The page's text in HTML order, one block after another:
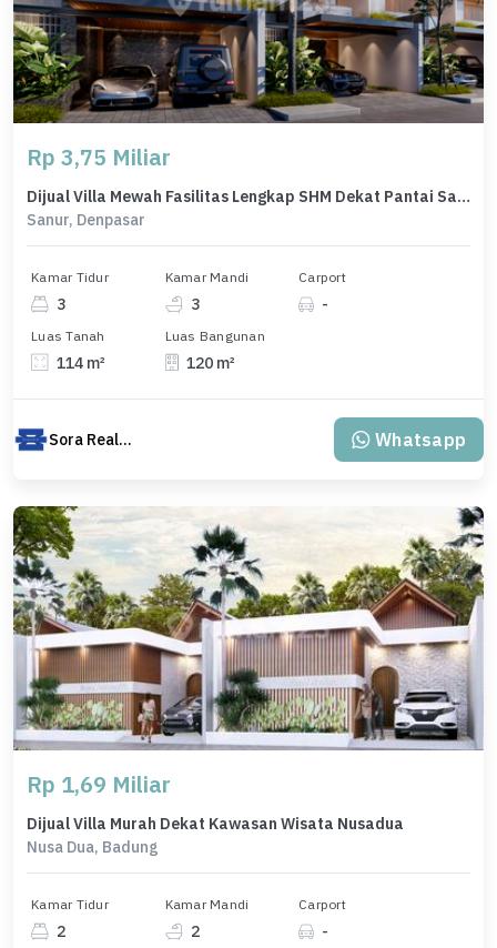
Rp 3,75 Miliar
Dijual Villa Mewah Fasilitas Lengkap SHM Dekat Pantai Sanur Bali
Sanur, Denpasar
Kamar Tidur
3
Kamar Mandi
3
Carport
-
Luas Tanah
114 m²
Luas Bangunan
120 m²
Sora Realty Bali Whatsapp
Rp 1,69 Miliar
Dijual Villa Murah Dekat Kawasan Wisata Nusadua
Nusa Dua, Badung
Kamar Tidur
2
Kamar Mandi
2
Carport
-